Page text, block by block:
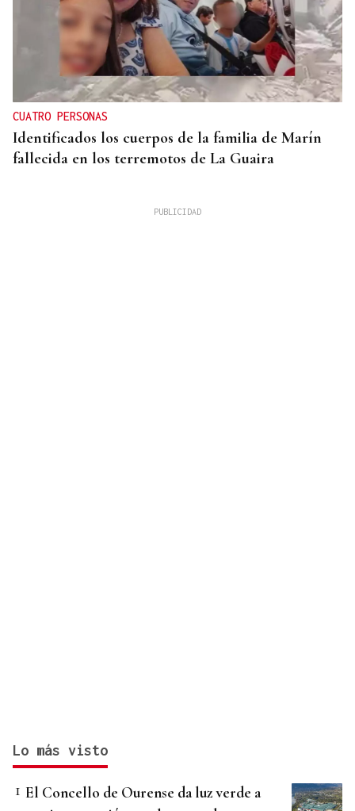
CUATRO PERSONAS
Identificados los cuerpos de la familia de Marín
fallecida en los terremotos de La Guaira
Lo más visto
El Concello de Ourense da luz verde a